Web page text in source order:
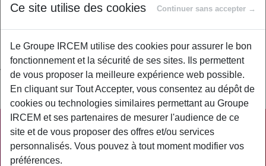
Rente
Byircem
Versement périodique d’une somme liée à une circonstance
particulière souvent pendant une période déterminée.
PRATIQUE
ACTUALITÉS
Ce site utilise des cookies Continuer sans accepter →
Le Groupe IRCEM utilise des cookies pour assurer le bon
fonctionnement et la sécurité de ses sites. Ils permettent
de vous proposer la meilleure expérience web possible.
En cliquant sur Tout Accepter, vous consentez au dépôt de
cookies ou technologies similaires permettant au Groupe
IRCEM et ses partenaires de mesurer l'audience de ce
site et de vous proposer des offres et/ou services
personnalisés. Vous pouvez à tout moment modifier vos
préférences.